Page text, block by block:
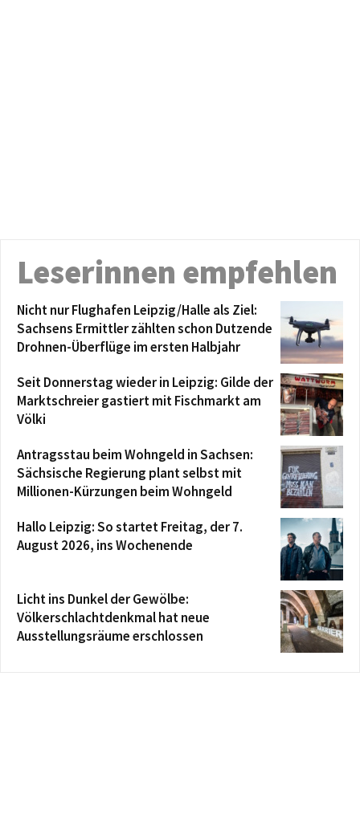
Leserinnen empfehlen
Nicht nur Flughafen Leipzig/Halle als Ziel:
Sachsens Ermittler zählten schon Dutzende
Drohnen-Überflüge im ersten Halbjahr
Seit Donnerstag wieder in Leipzig: Gilde der
Marktschreier gastiert mit Fischmarkt am
Völki
Antragsstau beim Wohngeld in Sachsen:
Sächsische Regierung plant selbst mit
Millionen-Kürzungen beim Wohngeld
Hallo Leipzig: So startet Freitag, der 7.
August 2026, ins Wochenende
Licht ins Dunkel der Gewölbe:
Völkerschlachtdenkmal hat neue
Ausstellungsräume erschlossen